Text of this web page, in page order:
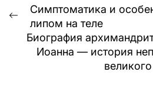
Навигация
записям
Предыдущая
запись:
Симптоматика и
липом на теле
Биография
Иоанна — история